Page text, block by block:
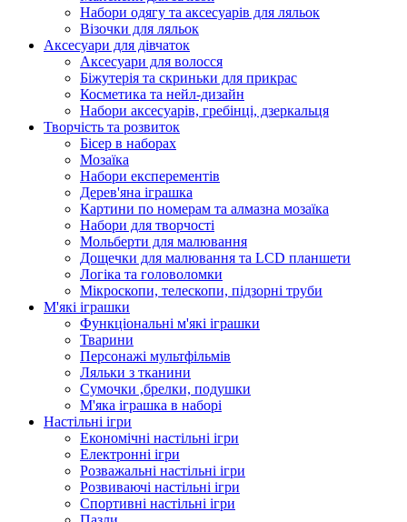
Набори одягу та аксесуарів для ляльок
Візочки для ляльок
Аксесуари для дівчаток
Аксесуари для волосся
Біжутерія та скриньки для прикрас
Косметика та нейл-дизайн
Набори аксесуарів, гребінці, дзеркальця
Творчість та розвиток
Бісер в наборах
Мозаїка
Набори експерементів
Дерев'яна іграшка
Картини по номерам та алмазна мозаїка
Набори для творчості
Мольберти для малювання
Дощечки для малювання та LCD планшети
Логіка та головоломки
Мікроскопи, телескопи, підзорні труби
М'які іграшки
Функціональні м'які іграшки
Тварини
Персонажі мультфільмів
Ляльки з тканини
Сумочки ,брелки, подушки
М'яка іграшка в наборі
Настільні ігри
Економічні настільні ігри
Електронні ігри
Розважальні настільні ігри
Розвиваючі настільні ігри
Спортивні настільні ігри